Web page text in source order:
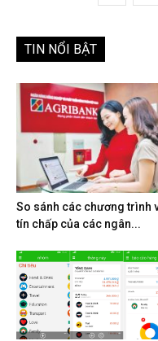
TIN NỔI BẬT
So sánh các chương trình
tín chấp của các ngân...